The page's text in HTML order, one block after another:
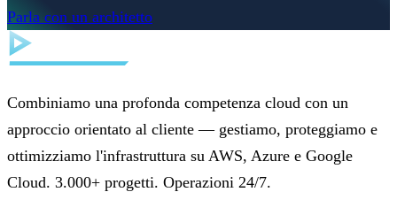
Parla con un architetto
Combiniamo una profonda competenza cloud con un
approccio orientato al cliente — gestiamo, proteggiamo e
ottimizziamo l'infrastruttura su AWS, Azure e Google
Cloud. 3.000+ progetti. Operazioni 24/7.